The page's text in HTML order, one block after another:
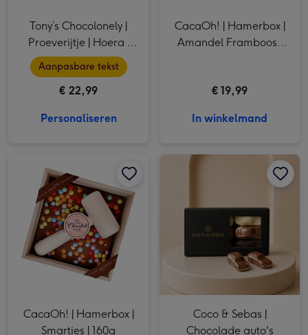
Tony’s Chocolonely |
Proeverijtje | Hoera |
288g
Aanpasbare tekst
€ 22,99
Personaliseren
CacaOh! | Hamerbox |
Amandel Framboos |
€ 19,99
In winkelmand
CacaOh! | Hamerbox | Smarties | 160g afbeelding 2
CacaOh! | Hamerbox |
Smarties | 160g
Coco & Sebas |
Chocolade auto's